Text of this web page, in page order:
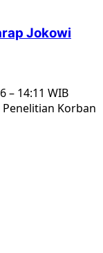
Jokowi
– 14:11 WIB
Penelitian Korban